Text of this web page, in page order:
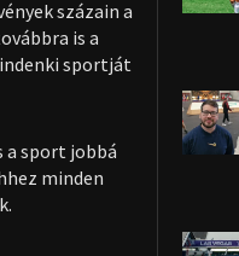
százain a
is a
sportját
a sport jobbá
minden